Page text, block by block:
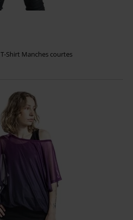
T-Shirt Manches courtes